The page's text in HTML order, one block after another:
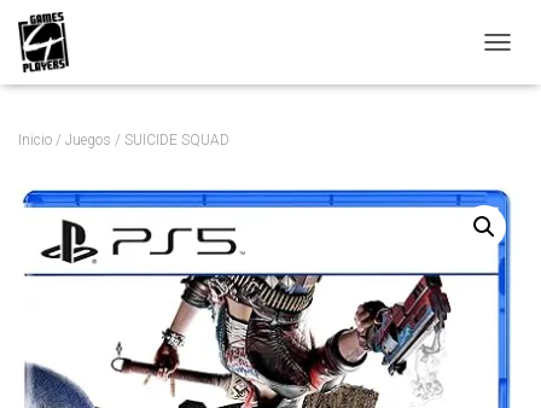
A
R
M
O
D
O
D
A
Inicio / Juegos / SUICIDE SQUAD